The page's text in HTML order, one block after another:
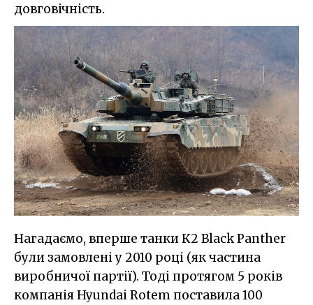
довговічність.
Нагадаємо, вперше танки К2 Black Panther
були замовлені у 2010 році (як частина
виробничої партії). Тоді протягом 5 років
компанія Hyundai Rotem поставила 100